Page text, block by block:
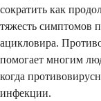
сократить как
тяжесть симптомов
ацикловира.
помогает многим
когда
инфекции.